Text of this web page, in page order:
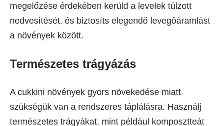
megelőzése érdekében kerüld a levelek túlzott
nedvesítését, és biztosíts elegendő levegőáramlást
a növények között.
Természetes trágyázás
A cukkini növények gyors növekedése miatt
szükségük van a rendszeres táplálásra. Használj
természetes trágyákat, mint például komposztteát